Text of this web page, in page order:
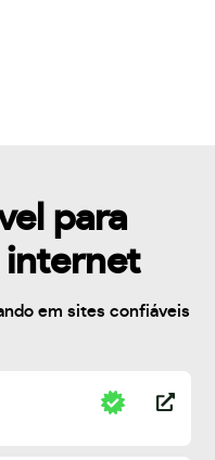
para
internet
em sites confiáveis